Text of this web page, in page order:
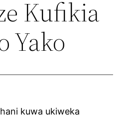
Kufikia
Yako
kuwa ukiweka